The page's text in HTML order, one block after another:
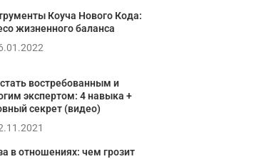
Как я
свою
на основе шкалы
Джулиана Роттера
Коуча Нового Кода:
жизненного баланса
востребованным и
экспертом: 4 навыка +
секрет (видео)
в отношениях: чем грозит